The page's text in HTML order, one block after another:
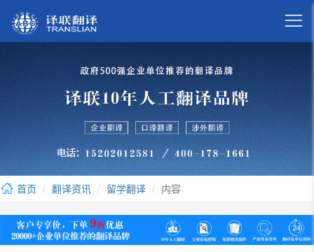

首页 翻译资讯 留学翻译 内容